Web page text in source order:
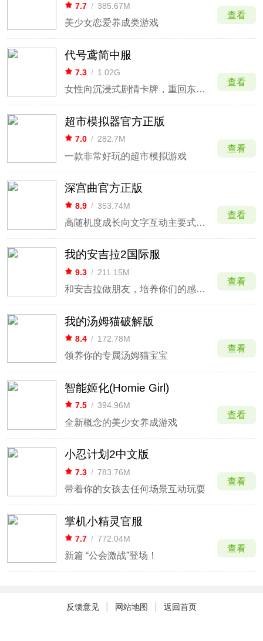
7.7 / 385.67M
美少女恋爱养成类游戏
查看
代号鸢简中服
7.3 / 1.02G
女性向沉浸式剧情卡牌，重回东汉乱世
查看
超市模拟器官方正版
7.0 / 282.7M
一款非常好玩的超市模拟游戏
查看
深宫曲官方正版
8.9 / 353.74M
高随机度成长向文字互动主要式宫斗类模拟养成手游
查看
我的安吉拉2国际服
9.3 / 211.15M
和安吉拉做朋友，培养你们的感情吧
查看
我的汤姆猫破解版
8.4 / 172.78M
领养你的专属汤姆猫宝宝
查看
智能姬化(Homie Girl)
7.5 / 394.96M
全新概念的美少女养成游戏
查看
小忍计划2中文版
7.3 / 783.76M
带着你的女孩去任何场景互动玩耍
查看
掌机小精灵官服
7.7 / 772.04M
新篇 “公会激战”登场！
查看
反馈意见 网站地图 返回首页